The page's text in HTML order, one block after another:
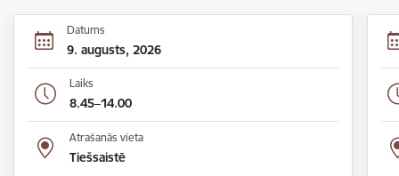
Datums
9. augusts, 2026
Laiks
8.45–14.00
Atrašanās vieta
Tiešsaistē